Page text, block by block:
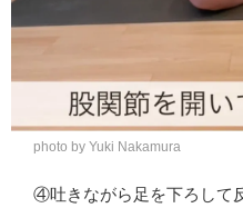
photo by Yuki Nakamura
④吐きながら足を下ろして